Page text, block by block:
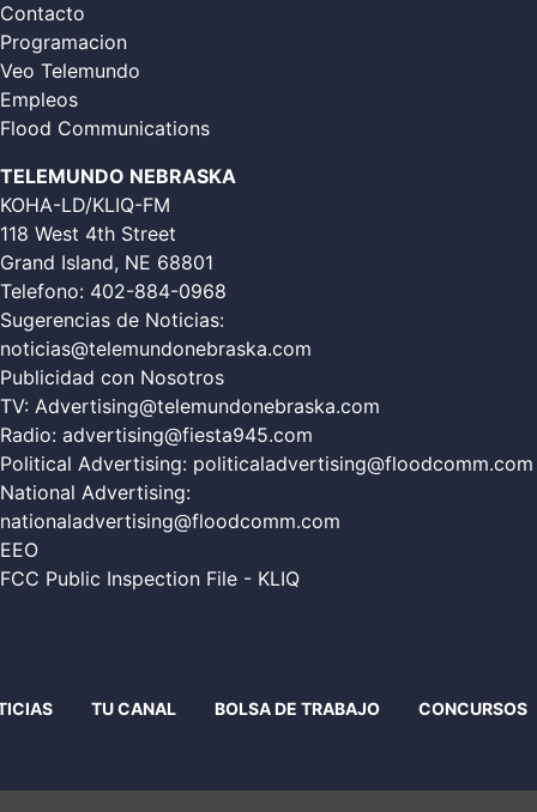
Contacto
Programacion
Veo Telemundo
Empleos
Flood Communications
TELEMUNDO NEBRASKA
KOHA-LD/KLIQ-FM
118 West 4th Street
Grand Island, NE 68801
Telefono: 402-884-0968
Sugerencias de Noticias:
noticias@telemundonebraska.com
Publicidad con Nosotros
TV: Advertising@telemundonebraska.com
Radio: advertising@fiesta945.com
Political Advertising: politicaladvertising@floodcomm.com
National Advertising:
nationaladvertising@floodcomm.com
EEO
FCC Public Inspection File - KLIQ
TU CANAL BOLSA DE TRABAJO CONCURSOS